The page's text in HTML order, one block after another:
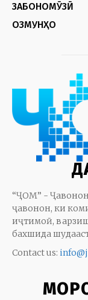
ЗАБОНОМӮЗӢ
ОЗМУНҲО
“ҶОМ” -
ҷавонон, ки
иҷтимоӣ,
бахшида
Contact us: